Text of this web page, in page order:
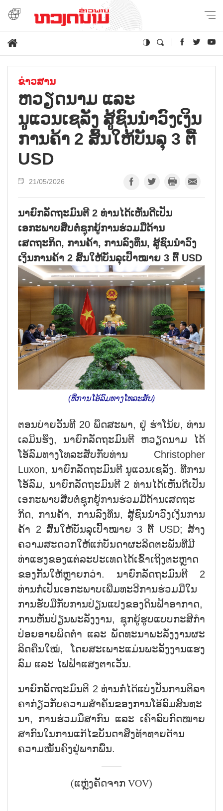
ຂ່າວສານ
ຫວຽດນາມ ແລະ
ນູແວນເຊລັງ ສູ້ຊົນນຳວົງເງິນ
ການຄ້າ 2 ສົ້ນໃຫ້ບັນລຸ 3 ຕື້
USD
21/05/2026
ນາຍົກລັດຖະມົນຕີ 2 ທ່ານໄດ້ເຫັນດີເປັນ
ເອກະພາບສືບຕໍ່ຊຸກຍູ້ການຮ່ວມມືດ້ານ
ເສດຖະກິດ, ການຄ້າ, ການລົງທຶນ, ສູ້ຊົນນຳວົງ
ເງິນການຄ້າ 2 ສົ້ນໃຫ້ບັນລຸເປົ້າໝາຍ 3 ຕື້ USD
(ທີ່ການໂອ້ລົມທາງໂທລະສັບ)
ຕອນ​ບ່າ​ຍ​ວັນ​ທີ 20 ພຶດ​ສະ​ພາ, ຢູ່ ຮ່າ​ໂນ້ຍ, ທ່ານ
ເລ​ມິນ​ຮຶງ, ນ​າ​ຍົ​ກ​ລັດ​ຖະ​ມົນ​ຕີ ຫວຽດ​ນາມ ໄດ້​
ໂອ້​ລົມ​ທາງ​ໂທ​ລະ​ສັບ​ກັບ​ທ່ານ Christopher
Luxon, ນາ​ຍົກ​ລັດ​ຖະ​ມົນ​ຕີ ນູແວນເຊລັງ. ທີ່​ການ​
ໂອ້​ລົມ​, ນາ​ຍົກ​ລັດ​ຖະ​ມົນ​ຕີ 2 ທ່ານ​ໄດ້​ເຫັນ​ດີເປັນ
ເອກະພາບ​ສືບ​ຕໍ່​ຊຸກ​ຍູ້​ການ​ຮ່ວມ​ມື​ດ້ານ​ເສດ​ຖະ​
ກິດ, ການ​ຄ້າ, ກາ​ນ​ລົງ​ທຶນ, ສູ້​ຊົນ​ນຳ​ວົງ​ເງິນ​ການ​
ຄ້າ 2 ສົ້ນ​ໃຫ້​ບັນ​ລຸ​ເປົ້າ​ໝາຍ 3 ຕື້ USD; ສ້າງ​
ຄວາມສະ​ດວກ​ໃຫ​້​ແກ່​ບັນ​ດາ​ຜະ​ລິ​ດ​ຕະ​ພັນ​ທີ່​ມີ​
ທ່າ​ແຮງ​ຂອງ​ແຕ່​ລະ​ປະ​ເທດ​ໄດ້ເຂົ້າ​ເຖິງ​ຕະ​ຫຼາດ​
ຂອງ​ກັນ​ໃຫ້​ຫຼາຍກວ່າ. ນາ​ຍົກ​ລັດ​ຖະ​ມົນ​ຕີ 2
ທ່ານກໍ່​ເປັນເອກະພາບເພີ່ມ​ທະ​ວີ​ການ​ຮ່ວມ​ມື​ໃນ​
ການ​ຮັບ​ມື​ກັບ​ການ​ປ່ຽ​ນ​ແປງ​ຂອງ​ດິນ​ຟ້າອ​າ​ກາດ,
ການ​ຫັນ​ປ່ຽນ​ພະ​ລັງ​ງານ, ຊຸກ​ຍູ້​ຮູບ​ແບບ​ກະ​ສິ​ກຳ​
ປ່ອຍ​ອາຍ​ພິດ​ຕ່ຳ ແລະ ພັດ​ທະ​ນາ​ພະ​ລັງ​ງານ​ຜະ​
ລິດ​ຄືນ​ໃໝ່, ໂດຍ​ສະ​ເພາະ​ແມ່ນ​ພະ​ລັງ​ງານ​ແຮງ​
ລົມ ແລະ ໄຟ​ຟ້າ​ແສງ​ຕາ​ເວັນ.
ນາ​ຍົກ​ລັດ​ຖະ​ມົນ​ຕີ 2 ທ່ານກໍ່​ໄດ້​ແບ່ງ​ປັນ​ການ​ຕີ​ລາ​
ຄາ​ກ່ຽວ​ກັບ​ຄວາມ​ສຳ​ຄັນ​ຂອງ​ການ​ໂອ້​ລົມ​ສົນ​ທະ​
ນາ, ການ​ຮ່ວມ​ມື​ສາກ​ົນ ແລະ ເຄົາ​ລົບ​ກົດ​ໝາຍ​
ສາ​ກົນ​ໃນ​ການ​ແກ້​ໄຂ​ບັນ​ດາ​ສິ່ງ​ທ້າ​ທາຍ​ດ້ານ​
ຄວາມ​ໝັ້ນ​ຄົງ​ຢູ່​ພາກ​ພື້ນ.
(ແຫຼ່ງຄັດຈາກ VOV)